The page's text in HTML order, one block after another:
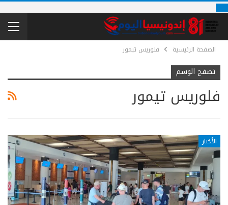
الصفحة الرئيسية فلوريس تيمور
تصفح الوسم
فلوريس تيمور
الأخبار